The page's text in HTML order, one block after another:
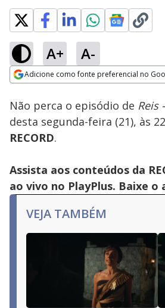
A+ A-
Adicione como fonte preferencial no
Ativar
100.00%
Não perca o episódio de Reis
desta segunda-feira (21), às
RECORD.
Assista aos conteúdos da
ao vivo no PlayPlus. Baixe o
VEJA TAMBÉM